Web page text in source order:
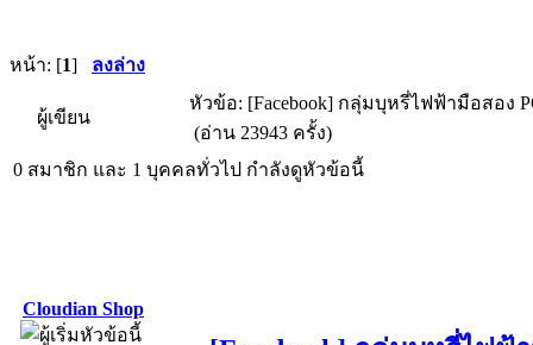
หน้า: [1] ลงล่าง
ผู้เขียน
หัวข้อ: [Facebook] กลุ่มบุหรี่ไฟฟ้ามือสอง
(อ่าน 23943 ครั้ง)
0 สมาชิก และ 1 บุคคลทั่วไป กำลังดูหัวข้อนี้
Cloudian Shop